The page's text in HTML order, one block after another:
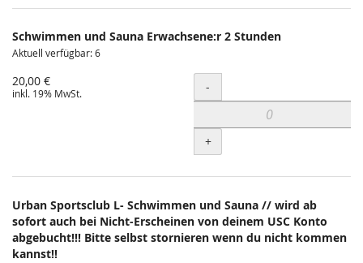
Schwimmen und Sauna Erwachsene:r 2 Stunden
Aktuell verfügbar: 6
20,00 €
inkl. 19% MwSt. Menge
-
+
Urban Sportsclub L- Schwimmen und Sauna // wird ab
sofort auch bei Nicht-Erscheinen von deinem USC Konto
abgebucht!!! Bitte selbst stornieren wenn du nicht kommen
kannst!!